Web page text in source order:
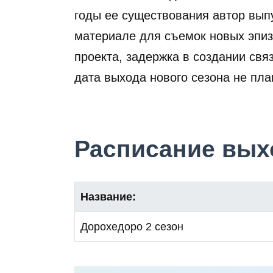
годы ее существования автор
материале для съемок новых
проекта, задержка в создании
дата выхода нового сезона не
Расписание
Название:
Дорохедоро 2 сезон